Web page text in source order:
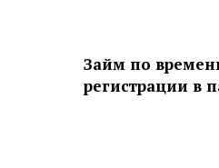
Займ по
регистрации в